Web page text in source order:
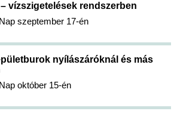
vízszigetelések rendszerben
szeptember 17-én
nyílászáróknál és más
október 15-én